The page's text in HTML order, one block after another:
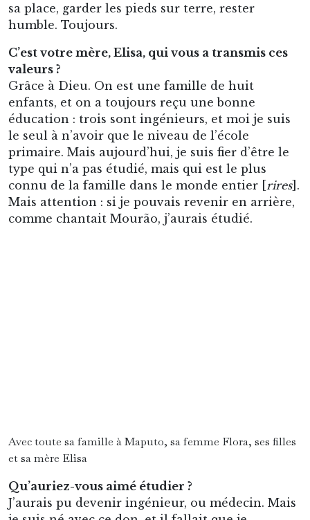
sa place, garder les pieds sur terre, rester
humble. Toujours.
C’est votre mère, Elisa, qui vous a transmis ces
valeurs ?
Grâce à Dieu. On est une famille de huit
enfants, et on a toujours reçu une bonne
éducation : trois sont ingénieurs, et moi je suis
le seul à n’avoir que le niveau de l’école
primaire. Mais aujourd’hui, je suis fier d’être le
type qui n’a pas étudié, mais qui est le plus
connu de la famille dans le monde entier [ rires].
Mais attention : si je pouvais revenir en arrière,
comme chantait Mourão, j’aurais étudié.
Avec toute sa famille à Maputo, sa femme Flora, ses filles
et sa mère Elisa
Qu’auriez-vous aimé étudier ?
J’aurais pu devenir ingénieur, ou médecin. Mais